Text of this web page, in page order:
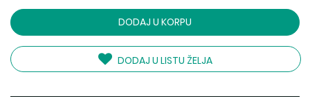
DODAJ U KORPU
DODAJ U LISTU ŽELJA